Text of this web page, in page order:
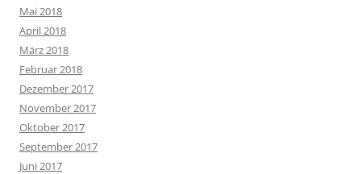
Mai 2018
April 2018
März 2018
Februar 2018
Dezember 2017
November 2017
Oktober 2017
September 2017
Juni 2017